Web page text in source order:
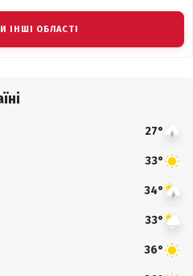
ІНШІ ОБЛАСТІ
27°
33°
34°
33°
36°